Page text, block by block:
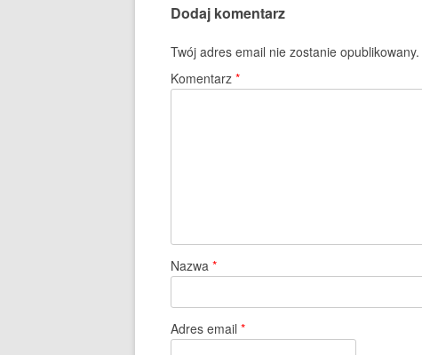
Dodaj komentarz
Twój adres email nie zostanie opublikowany.
Komentarz *
Nazwa *
Adres email *